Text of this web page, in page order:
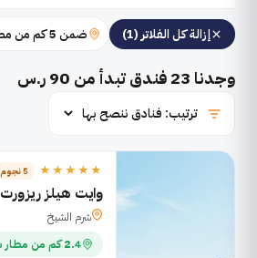
إزالة كل الفلاتر (1) ضمن 5 كم من مطار شرم الشيخ
وجدنا 23فندق تبدأ من 90 ر.س
★★★★★ 5 نجوم
وايت هيلز ريزورت
شرم الشيخ
2.4 كم من مطار شرم الشيخ